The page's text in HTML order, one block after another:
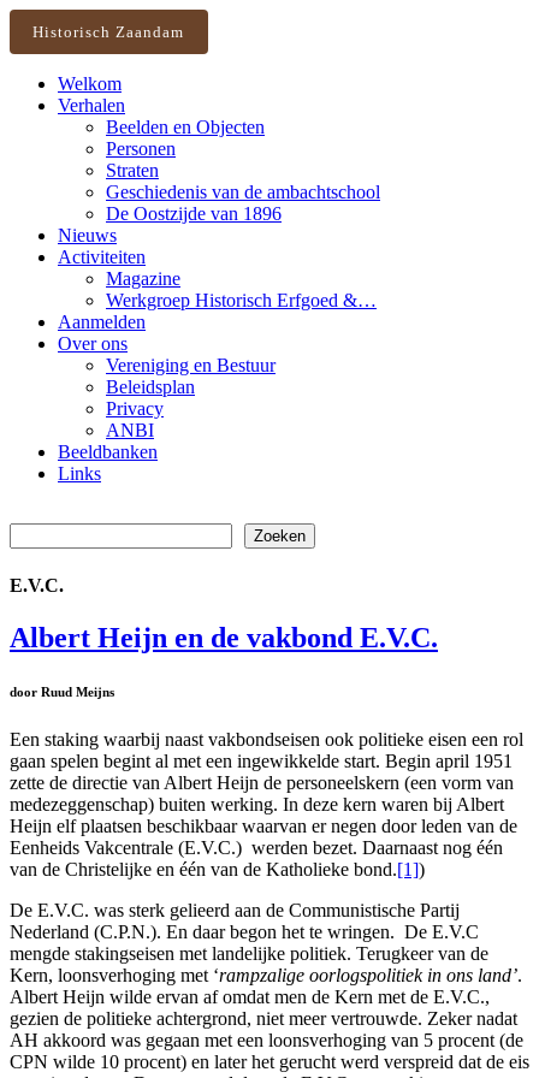
Historisch Zaandam
Welkom
Verhalen
Beelden en Objecten
Personen
Straten
Geschiedenis van de ambachtschool
De Oostzijde van 1896
Nieuws
Activiteiten
Magazine
Werkgroep Historisch Erfgoed &…
Aanmelden
Over ons
Vereniging en Bestuur
Beleidsplan
Privacy
ANBI
Beeldbanken
Links
Zoeken
E.V.C.
Albert Heijn en de vakbond E.V.C.
door Ruud Meijns
Een staking waarbij naast vakbondseisen ook politieke eisen een rol
gaan spelen begint al met een ingewikkelde start. Begin april 1951
zette de directie van Albert Heijn de personeelskern (een vorm van
medezeggenschap) buiten werking. In deze kern waren bij Albert
Heijn elf plaatsen beschikbaar waarvan er negen door leden van de
Eenheids Vakcentrale (E.V.C.) werden bezet. Daarnaast nog één
van de Christelijke en één van de Katholieke bond.[1])
De E.V.C. was sterk gelieerd aan de Communistische Partij
Nederland (C.P.N.). En daar begon het te wringen. De E.V.C
mengde stakingseisen met landelijke politiek. Terugkeer van de
Kern, loonsverhoging met ‘rampzalige oorlogspolitiek in ons land’.
Albert Heijn wilde ervan af omdat men de Kern met de E.V.C.,
gezien de politieke achtergrond, niet meer vertrouwde. Zeker nadat
AH akkoord was gegaan met een loonsverhoging van 5 procent (de
CPN wilde 10 procent) en later het gerucht werd verspreid dat de eis